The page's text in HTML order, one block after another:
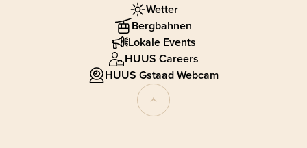
Wetter
Bergbahnen
Lokale Events
HUUS Careers
HUUS Gstaad Webcam